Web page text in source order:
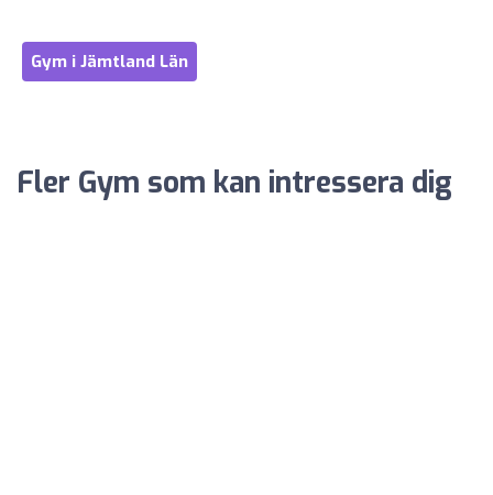
Gym i Jämtland Län
Fler Gym som kan intressera dig